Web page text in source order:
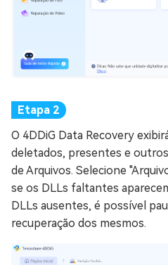
O 4DDiG Data Recovery
deletados, presentes e
de Arquivos. Selecione
se os DLLs faltantes
DLLs ausentes, é possível
recuperação dos mesmos.